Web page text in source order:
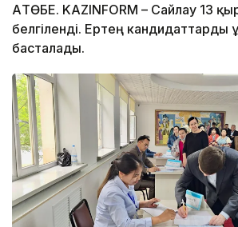
АҚТӨБЕ. KAZINFORM – Сайлау 13
белгіленді. Ертең кандидаттарды
басталады.